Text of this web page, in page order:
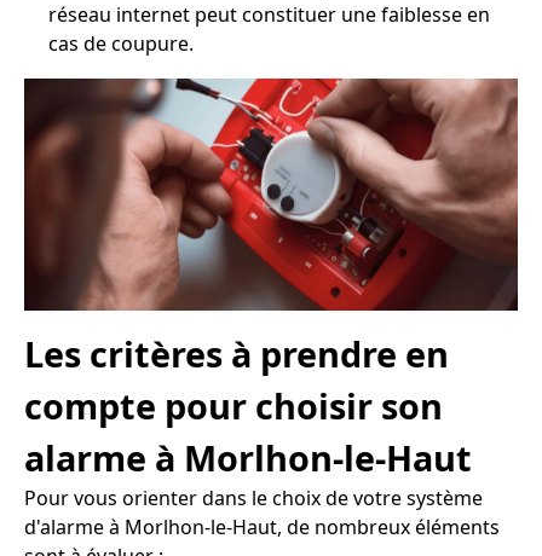
réseau internet peut constituer une faiblesse en
cas de coupure.
Les critères à prendre en
compte pour choisir son
alarme à Morlhon-le-Haut
Pour vous orienter dans le choix de votre système
d'alarme à Morlhon-le-Haut, de nombreux éléments